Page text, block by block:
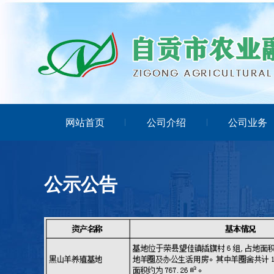
网站首页 公司介绍 公司业务
公示公告